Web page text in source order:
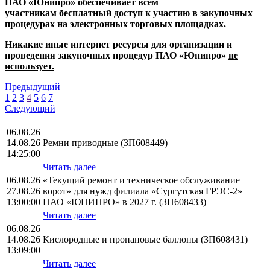
ПАО «Юнипро» обеспечивает всем
участникам бесплатный доступ к участию в закупочных
процедурах на электронных торговых площадках.
Никакие иные интернет ресурсы для организации и
проведения закупочных процедур ПАО «Юнипро» не
использует.
Предыдущий
1 2 3 4 5 6 7
Следующий
06.08.26
14.08.26
14:25:00
Ремни приводные (ЗП608449)
Читать далее
06.08.26
27.08.26
13:00:00
«Текущий ремонт и техническое обслуживание
ворот» для нужд филиала «Сургутская ГРЭС-2»
ПАО «ЮНИПРО» в 2027 г. (ЗП608433)
Читать далее
06.08.26
14.08.26
13:09:00
Кислородные и пропановые баллоны (ЗП608431)
Читать далее